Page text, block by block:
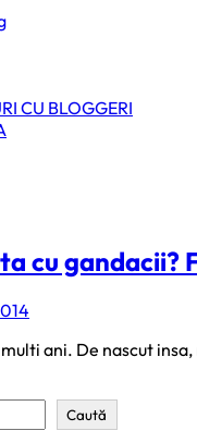
CU BLOGGERI
cu gandacii?
ani. De nascut
Caută